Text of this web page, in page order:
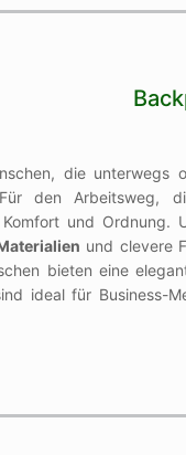
die unterwegs
den Arbeitsweg,
und Ordnung.
und clevere
bieten eine
ideal für Business-